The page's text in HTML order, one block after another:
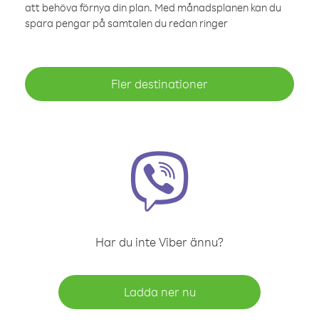
att behöva förnya din plan. Med månadsplanen kan du
spara pengar på samtalen du redan ringer
Fler destinationer
Har du inte Viber ännu?
Ladda ner nu